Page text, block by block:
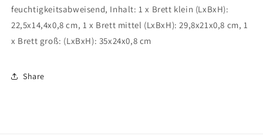
feuchtigkeitsabweisend, Inhalt: 1 x Brett klein (LxBxH):
22,5x14,4x0,8 cm, 1 x Brett mittel (LxBxH): 29,8x21x0,8 cm, 1
x Brett groß: (LxBxH): 35x24x0,8 cm
Share